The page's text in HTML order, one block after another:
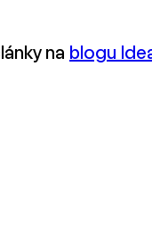
na blogu